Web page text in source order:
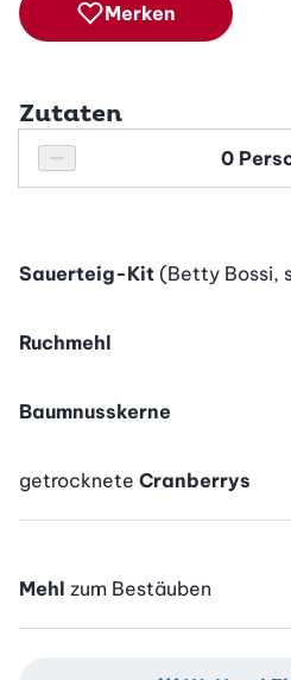
Merken
Zutaten
Personenanzahl verringern
Personenanzahl
Sauerteig-Kit (Betty Bossi,
Ruchmehl
Baumnusskerne
getrocknete Cranberrys
Mehl zum Bestäuben